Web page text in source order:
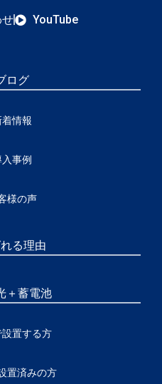
YouTube
ログ
着情報
事例
様の声
る理由
＋蓄電池
設置する方
置済みの方